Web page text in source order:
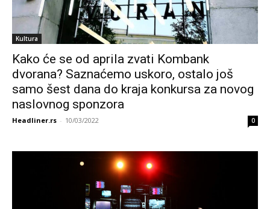
Kultura
Kako će se od aprila zvati Kombank
dvorana? Saznaćemo uskoro, ostalo još
samo šest dana do kraja konkursa za novog
naslovnog sponzora
Headliner.rs - 10/03/2022 0